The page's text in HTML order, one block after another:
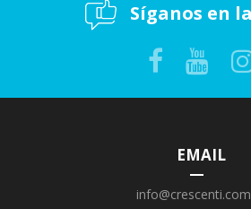
Síganos en
EMAIL